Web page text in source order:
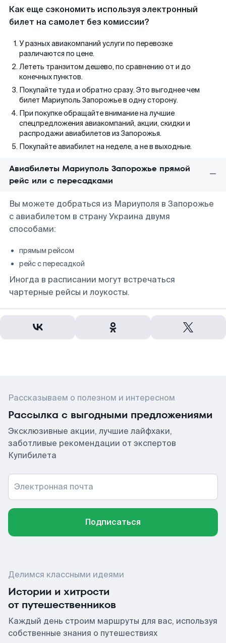
Как еще сэкономить используя электронный
билет на самолет без комиссии?
У разных авиакомпаний услуги по перевозке
различаются по цене.
Лететь транзитом дешево, по сравнению от и до
конечных пунктов.
Покупайте туда и обратно сразу. Это выгоднее чем
билет Мариуполь Запорожье в одну сторону.
При покупке обращайте внимание на лучшие
спецпредложения авиакомпаний, акции, скидки и
распродажи авиабилетов из Запорожья.
Покупайте авиабилет на неделе, а не в выходные.
Авиабилеты Мариуполь Запорожье прямой
рейс или с пересадками
Вы можете добраться из Мариуполя в Запорожье
с авиабилетом в страну Украина двумя
способами:
прямым рейсом
рейс с пересадкой
Иногда в расписании могут встречаться
чартерные рейсы и лоукосты.
Рассказываем о полезном и интересном
Рассылка с выгодными предложениями
Эксклюзивные акции, лучшие лайфхаки,
заботливые рекомендации от экспертов
Купибилета
Электронная почта
Подписаться
Делимся классными идеями
Истории и хитрости
от путешественников
Каждый день строим маршруты для вас, используя
собственные знания о путешествиях